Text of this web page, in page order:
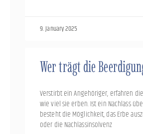
9. January 2025
Wer trägt die
Verstirbt ein Angehöriger, erfahren
wie viel sie erben. Ist ein Nachlass
besteht die Möglichkeit, das Erbe
oder die Nachlassinsolvenz